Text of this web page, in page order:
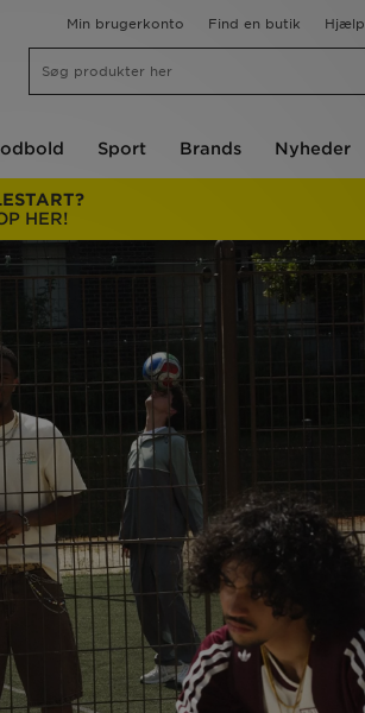
Min brugerkonto Find en butik Hjælp
Sport Brands Nyheder
HER!